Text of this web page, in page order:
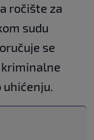
ročište za
sudu
se
kriminalne
uhićenju.